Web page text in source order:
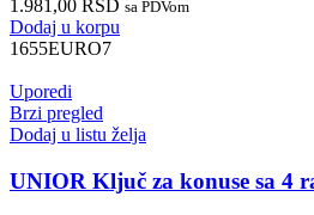
1.981,00 RSD sa PDVom
Dodaj u korpu
1655EURO7
Uporedi
Brzi pregled
Dodaj u listu želja
UNIOR Ključ za konuse sa 4